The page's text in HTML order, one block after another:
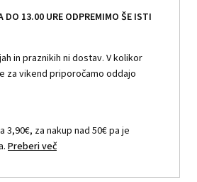
DO 13.00 URE ODPREMIMO ŠE ISTI
in praznikih ni dostav. V kolikor
za vikend priporočamo oddajo
3,90€, za nakup nad 50€ pa je
Preberi več